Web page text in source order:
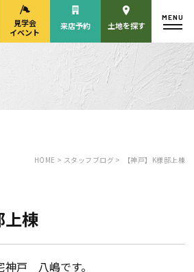
見学会・
見学会
イベント
来店予約 土地を探す
MENU
HOME > スタッフブログ > 【神戸】K様邸上棟
上棟
神戸 八嶋です。